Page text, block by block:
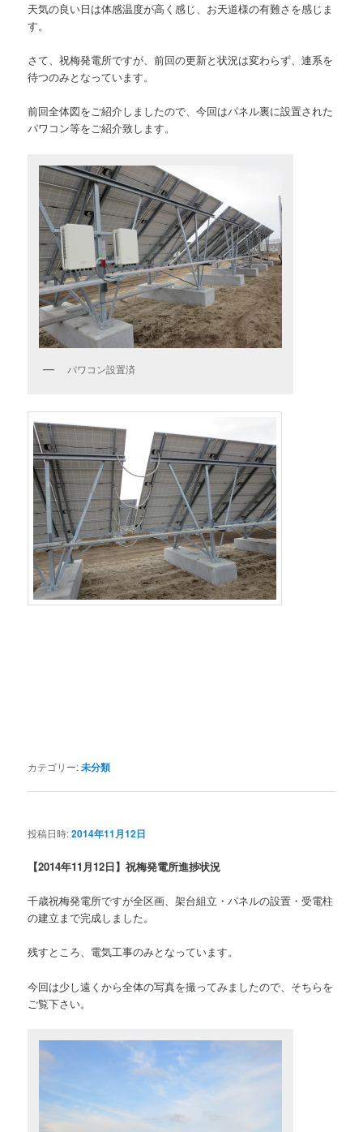
天気の良い日は体感温度が高く感じ、お天道様の有難さを感じま
す。
さて、祝梅発電所ですが、前回の更新と状況は変わらず、連系を
待つのみとなっています。
前回全体図をご紹介しましたので、今回はパネル裏に設置された
パワコン等をご紹介致します。
パワコン設置済
カテゴリー:未分類
投稿日時:2014年11月12日
【2014年11月12日】祝梅発電所進捗状況
千歳祝梅発電所ですが全区画、架台組立・パネルの設置・受電柱
の建立まで完成しました。
残すところ、電気工事のみとなっています。
今回は少し遠くから全体の写真を撮ってみましたので、そちらを
ご覧下さい。